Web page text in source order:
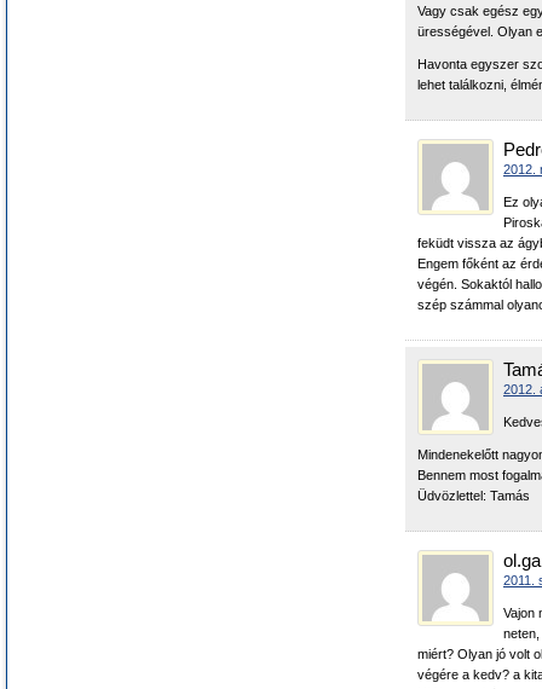
Vagy csak egész
ürességével. Olyan
Havonta egyszer
lehet találkozni,
2012.
Ez
feküdt vissza az
Engem főként az
végén. Sokaktól
szép számmal
2012.
Mindenekelőtt
Bennem most
Üdvözlettel: Tamás
ol.ga
2011.
Vajon
miért? Olyan jó volt
végére a kedv? a